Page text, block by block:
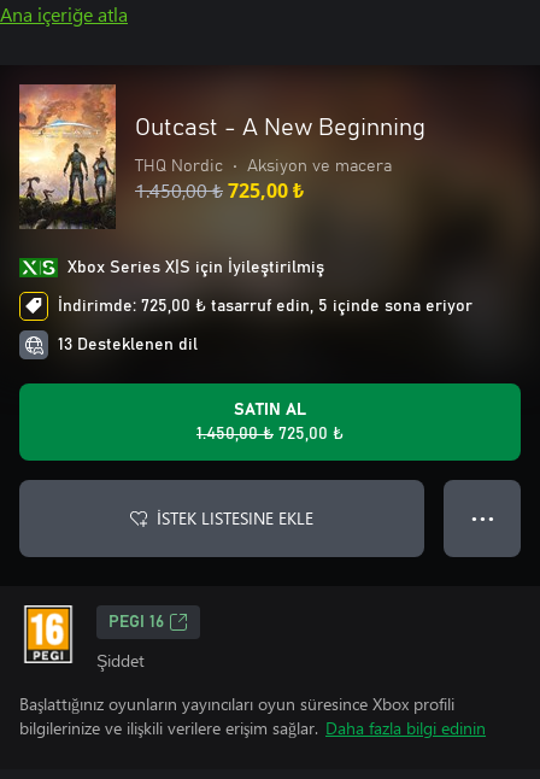
Ana içeriğe atla
Outcast - A New Beginning
THQ Nordic • Aksiyon ve macera
1.450,00 ₺725,00 ₺
Xbox Series X|S için İyileştirilmiş
İndirimde: 725,00 ₺ tasarruf edin, 5 içinde sona eriyor
13 Desteklenen dil
SATIN AL
1.450,00 ₺ 725,00 ₺
İSTEK LISTESINE EKLE ● ● ●
PEGI 16
Şiddet
Başlattığınız oyunların yayıncıları oyun süresince Xbox profili
bilgilerinize ve ilişkili verilere erişim sağlar. Daha fazla bilgi edinin